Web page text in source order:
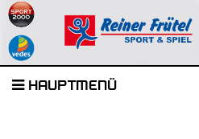
HAUPTMENÜ